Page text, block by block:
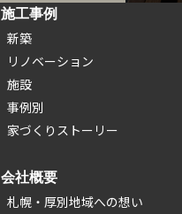
施工事例
新築
リノベーション
施設
事例別
家づくりストーリー
会社概要
札幌・厚別地域への想い